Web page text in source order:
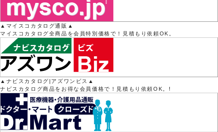
▲マイスコカタログ通販▲
マイスコカタログ全商品を会員特別価格で！見積もり依頼OK。
▲ナビスカタログ|アズワンビス▲
ナビスカタログ商品をお得な会員価格で！見積もり依頼OK。!